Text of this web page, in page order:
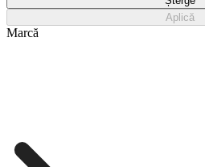
Aplică
Marcă